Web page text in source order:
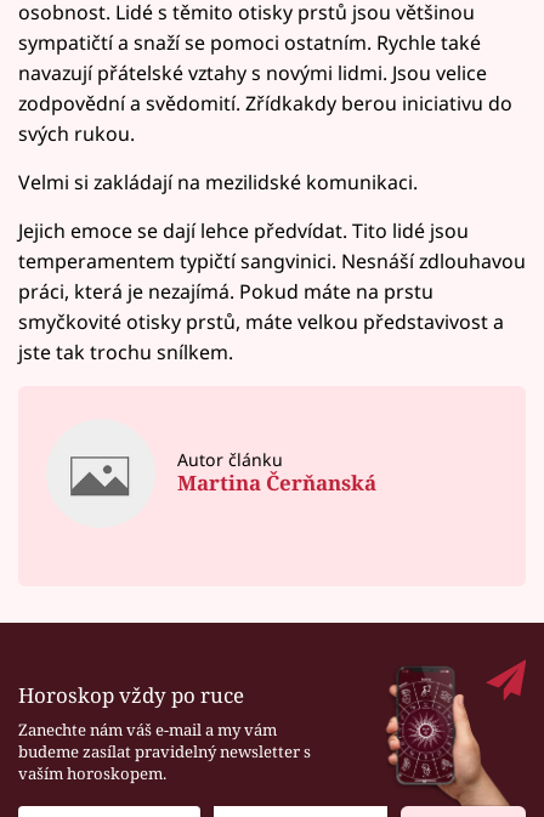
osobnost. Lidé s těmito otisky prstů jsou většinou
sympatičtí a snaží se pomoci ostatním. Rychle také
navazují přátelské vztahy s novými lidmi. Jsou velice
zodpovědní a svědomití. Zřídkakdy berou iniciativu do
svých rukou.
Velmi si zakládají na mezilidské komunikaci.
Jejich emoce se dají lehce předvídat. Tito lidé jsou
temperamentem typičtí sangvinici. Nesnáší zdlouhavou
práci, která je nezajímá. Pokud máte na prstu
smyčkovité otisky prstů, máte velkou představivost a
jste tak trochu snílkem.
Autor článku
Martina Čerňanská
Horoskop vždy po ruce
Zanechte nám váš e-mail a my vám
budeme zasílat pravidelný newsletter s
vaším horoskopem.